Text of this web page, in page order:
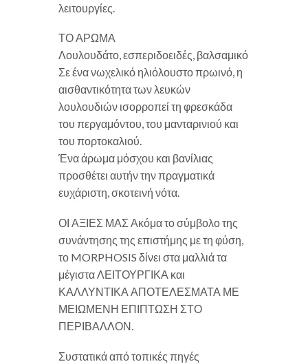
λειτουργίες.
ΤΟ ΑΡΩΜΑ
Λουλουδάτο, εσπεριδοειδές, βαλσαμικό
Σε ένα νωχελικό ηλιόλουστο πρωινό, η
αισθαντικότητα των λευκών
λουλουδιών ισορροπεί τη φρεσκάδα
του περγαμόντου, του μανταρινιού και
του πορτοκαλιού.
Ένα άρωμα μόσχου και βανίλιας
προσθέτει αυτήν την πραγματικά
ευχάριστη, σκοτεινή νότα.
ΟΙ ΑΞΙΕΣ ΜΑΣ Ακόμα το σύμβολο της
συνάντησης της επιστήμης με τη φύση,
το MORPHOSIS δίνει στα μαλλιά τα
μέγιστα ΛΕΙΤΟΥΡΓΙΚΑ και
ΚΑΛΛΥΝΤΙΚΑ ΑΠΟΤΕΛΕΣΜΑΤΑ ΜΕ
ΜΕΙΩΜΕΝΗ ΕΠΙΠΤΩΣΗ ΣΤΟ
ΠΕΡΙΒΑΛΛΟΝ.
Συστατικά από τοπικές πηγές